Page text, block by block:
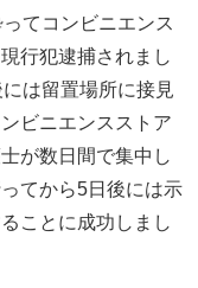
てコンビニエンス
行犯逮捕されまし
は留置場所に接見
ビニエンスストア
が数日間で集中し
てから5日後には示
ことに成功しまし